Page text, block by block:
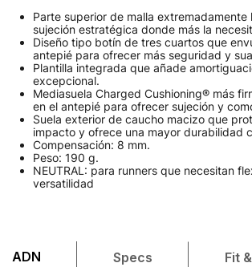
Parte superior de malla
sujeción estratégica donde más la
Diseño tipo botín de tres cuartos que
antepié para ofrecer más seguridad y
Plantilla integrada que añade
excepcional.
Mediasuela Charged Cushioning® más
en el antepié para ofrecer sujeción y
Suela exterior de caucho macizo que
impacto y ofrece una mayor durabilidad
Compensación: 8 mm.
Peso: 190 g.
NEUTRAL: para runners que necesitan
versatilidad
ADN Specs Fit